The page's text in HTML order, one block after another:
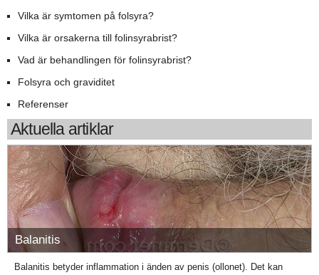
Vilka är symtomen på folsyra?
Vilka är orsakerna till folinsyrabrist?
Vad är behandlingen för folinsyrabrist?
Folsyra och graviditet
Referenser
Aktuella artiklar
Balanitis
Balanitis betyder inflammation i änden av penis (ollonet). Det kan